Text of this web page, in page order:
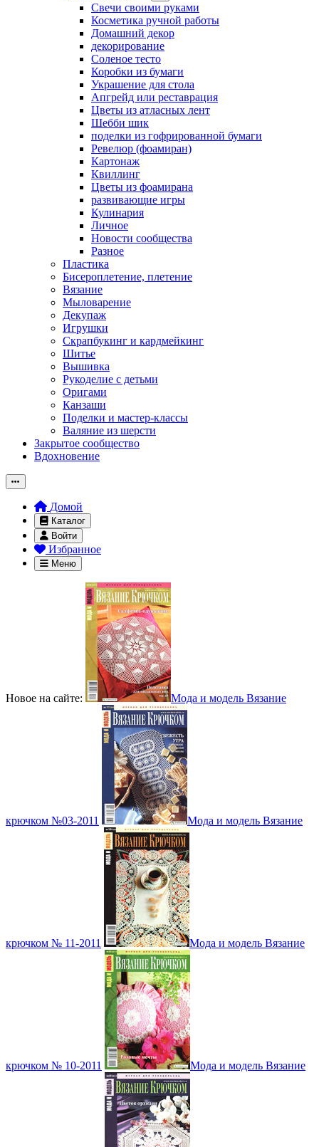
Свечи своими руками
Косметика ручной работы
Домашний декор
декорирование
Соленое тесто
Коробки из бумаги
Украшение для стола
Апгрейд или реставрация
Цветы из атласных лент
Шебби шик
поделки из гофрированной бумаги
Ревелюр (фоамиран)
Картонаж
Квиллинг
Цветы из фоамирана
развивающие игры
Кулинария
Личное
Новости сообщества
Разное
Пластика
Бисероплетение, плетение
Вязание
Мыловарение
Декупаж
Игрушки
Скрапбукинг и кардмейкинг
Шитье
Вышивка
Рукоделие с детьми
Оригами
Канзаши
Поделки и мастер-классы
Валяние из шерсти
Закрытое сообщество
Вдохновение
Домой
Каталог
Войти
Избранное
Меню
Новое на сайте: Мода и модель Вязание
крючком №03-2011 Мода и модель Вязание
крючком № 11-2011 Мода и модель Вязание
крючком № 10-2011 Мода и модель Вязание